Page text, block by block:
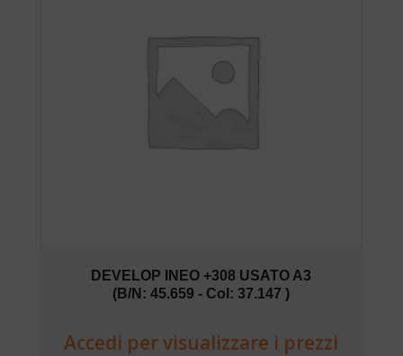
DEVELOP INEO +308 USATO A3
(B/N: 45.659 - Col: 37.147 )
Accedi per visualizzare i prezzi